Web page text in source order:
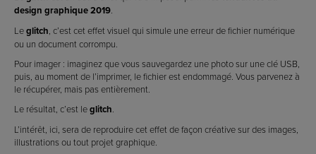
design graphique 2019.
Leglitch, c’est cet effet visuel qui simule une erreur de fichier numérique
ou un document corrompu.
Pour imager : imaginez que vous sauvegardez une photo sur une clé USB,
puis, au moment de l’imprimer, le fichier est endommagé. Vous parvenez à
le récupérer, mais pas entièrement.
Le résultat, c’est leglitch.
L’intérêt, ici, sera de reproduire cet effet de façon créative sur des images,
illustrations ou tout projet graphique.